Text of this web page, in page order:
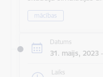
mācības
Datums
31. maijs, 2023
Laiks